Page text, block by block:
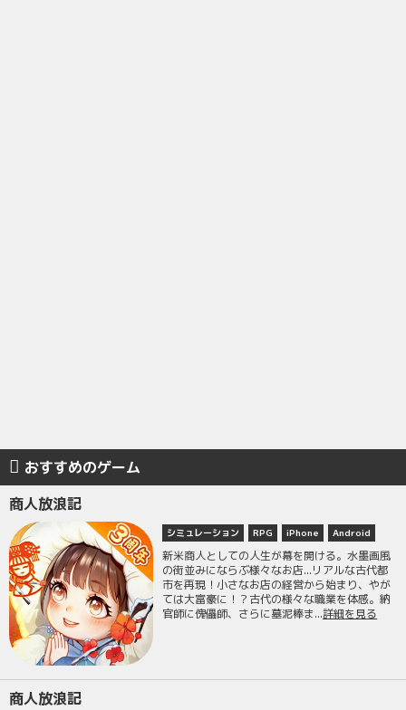
おすすめのゲーム
商人放浪記
シミュレーション RPG iPhone Android
新米商人としての人生が幕を開ける。水墨画風
の街並みにならぶ様々なお店...リアルな古代都
市を再現！小さなお店の経営から始まり、やが
ては大富豪に！？古代の様々な職業を体感。納
官師に傀儡師、さらに墓泥棒ま...詳細を見る
商人放浪記